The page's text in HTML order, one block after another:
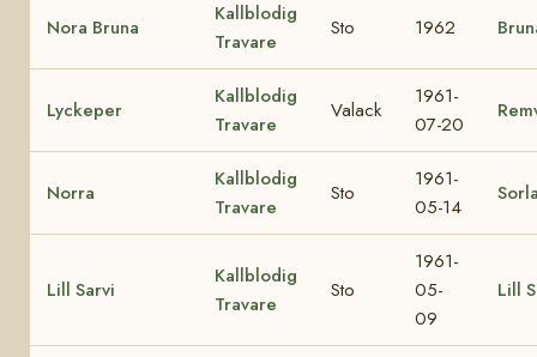
Nora Bruna
Kallblodig
Travare
Sto 1962
Lyckeper
Kallblodig
Travare
Valack
1961-
07-20
Norra
Kallblodig
Travare
Sto
1961-
05-14
Lill Sarvi
Kallblodig
Travare
Sto
1961-
05-
09
Lill